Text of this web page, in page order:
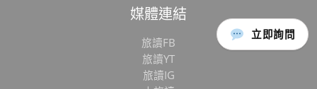
立即詢問
媒體連結
旅讀FB
旅讀YT
旅讀IG